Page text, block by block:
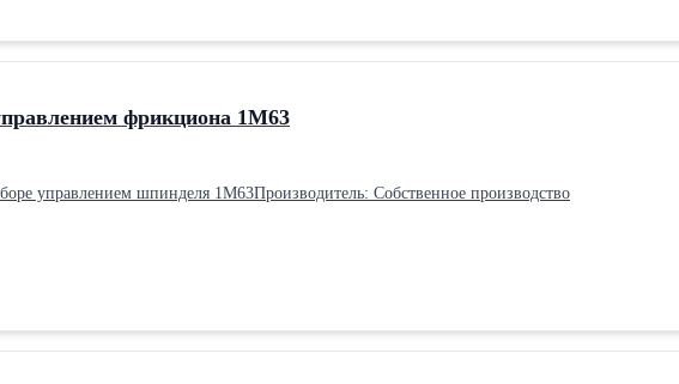
фрикциона 1М63
управлением шпинделя 1М63Производитель: Собственное производство